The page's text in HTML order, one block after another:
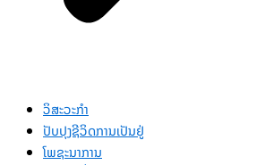
ວິສະວະກຳ
ປັບປຸງຊີວິດການເປັນຢູ່
ໂພຊະນາການ